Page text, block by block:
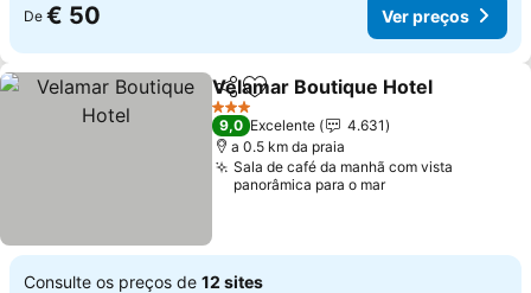
De € 50 Ver preços
PartilharAdicionar aos favoritos
Velamar Boutique Hotel
3 Estrelas
9,0 Excelente
4.631
a 0.5 km da praia
Sala de café da manhã com vista
panorâmica para o mar
Consulte os preços de 12 sites